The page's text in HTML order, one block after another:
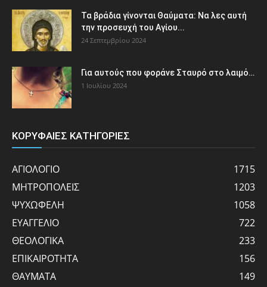
Τα βράδια γίνονται Θαύματα: Να λες αυτή
την προσευχή του Αγίου...
24 Σεπτεμβρίου 2024
Για αυτούς που φοράνε Σταυρό στο λαιμό…
1 Ιουλίου 2024
ΚΟΡΥΦΑΙΕΣ ΚΑΤΗΓΟΡΙΕΣ
ΑΓΙΟΛΟΓΙΟ
1715
ΜΗΤΡΟΠΟΛΕΙΣ
1203
ΨΥΧΩΦΕΛΗ
1058
ΕΥΑΓΓΕΛΙΟ
722
ΘΕΟΛΟΓΙΚΑ
233
ΕΠΙΚΑΙΡΟΤΗΤΑ
156
ΘΑΥΜΑΤΑ
149